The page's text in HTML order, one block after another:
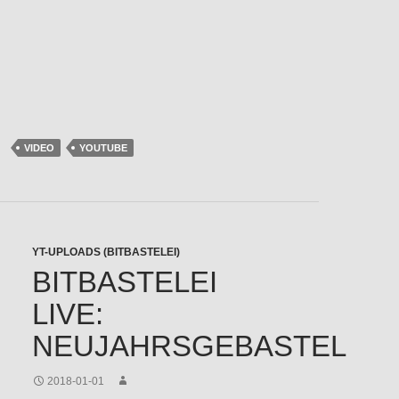
VIDEO YOUTUBE
YT-UPLOADS (BITBASTELEI)
BITBASTELEI
LIVE:
NEUJAHRSGEBASTEL
2018-01-01